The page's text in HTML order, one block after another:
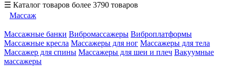
☰ Каталог товаров более 3790 товаров
Массаж
Массажные банки Вибромассажеры Виброплатформы
Массажные кресла Массажеры для ног Массажеры для тела
Массажер для спины Массажеры для шеи и плеч Вакуумные
массажеры